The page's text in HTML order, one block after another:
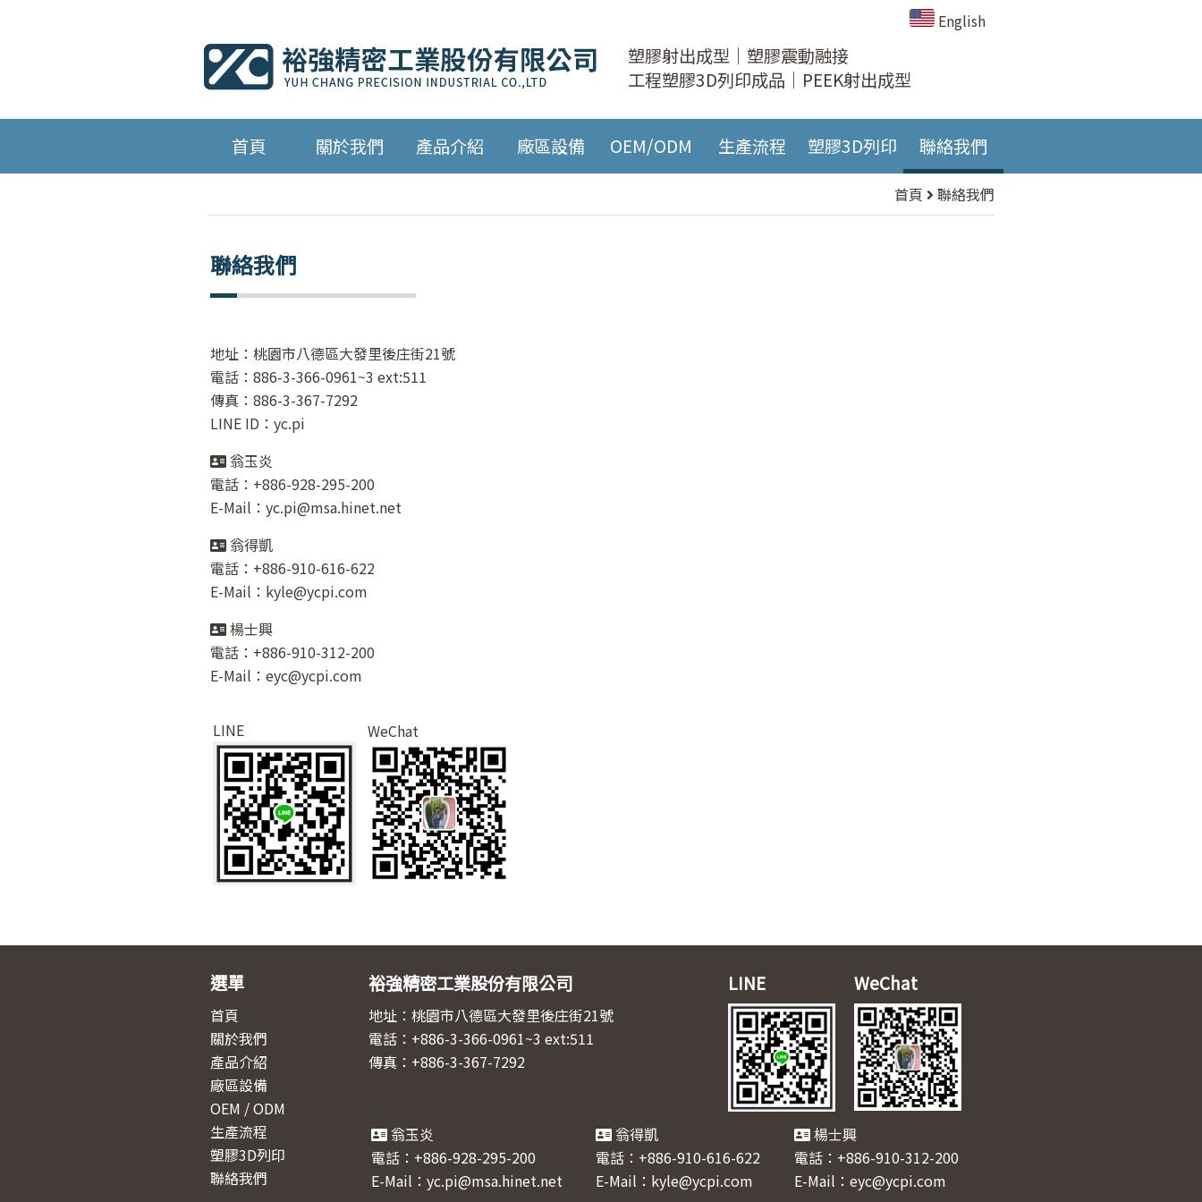
English
塑膠射出成型｜塑膠震動融接
工程塑膠3D列印成品｜PEEK射出成型
首頁 關於我們 產品介紹 廠區設備 OEM/ODM 生產流程 塑膠3D列印 聯絡我們
首頁 聯絡我們
聯絡我們
地址：桃園市八德區大發里後庄街21號
電話：886-3-366-0961~3 ext:511
傳真：886-3-367-7292
LINE ID：yc.pi
翁玉炎
電話：+886-928-295-200
E-Mail：yc.pi@msa.hinet.net
翁得凱
電話：+886-910-616-622
E-Mail：kyle@ycpi.com
楊士興
電話：+886-910-312-200
E-Mail：eyc@ycpi.com
LINE WeChat
選單 裕強精密工業股份有限公司 LINE WeChat
首頁
關於我們
產品介紹
廠區設備
OEM / ODM
生產流程
塑膠3D列印
聯絡我們
地址：桃園市八德區大發里後庄街21號
電話：+886-3-366-0961~3 ext:511
傳真：+886-3-367-7292
翁玉炎
電話：+886-928-295-200
E-Mail：yc.pi@msa.hinet.net
翁得凱
電話：+886-910-616-622
E-Mail：kyle@ycpi.com
楊士興
電話：+886-910-312-200
E-Mail：eyc@ycpi.com